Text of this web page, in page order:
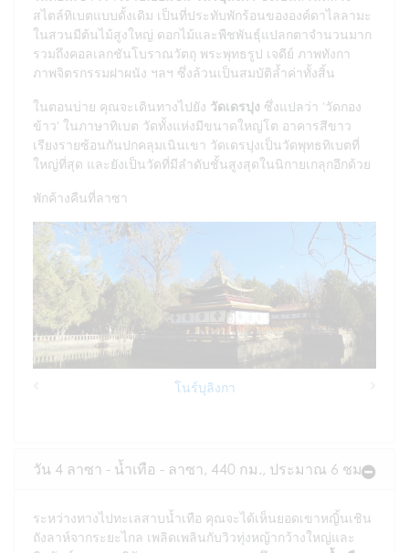
สไตล์ทิเบตแบบดั้งเดิม เป็นที่ประทับพักร้อนขององค์ดาไลลามะ
ในสวนมีต้นไม้สูงใหญ่ ดอกไม้และพืชพันธุ์แปลกตาจำนวนมาก
รวมถึงคอลเลกชันโบราณวัตถุ พระพุทธรูป เจดีย์ ภาพทังกา
ภาพจิตรกรรมฝาผนัง ฯลฯ ซึ่งล้วนเป็นสมบัติล้ำค่าทั้งสิ้น
ในตอนบ่าย คุณจะเดินทางไปยัง วัดเดรปุง ซึ่งแปลว่า 'วัดกอง
ข้าว' ในภาษาทิเบต วัดทั้งแห่งมีขนาดใหญ่โต อาคารสีขาว
เรียงรายซ้อนกันปกคลุมเนินเขา วัดเดรปุงเป็นวัดพุทธทิเบตที่
ใหญ่ที่สุด และยังเป็นวัดที่มีลำดับชั้นสูงสุดในนิกายเกลุกอีกด้วย
พักค้างคืนที่ลาซา
โนร์บุลิงกา
วัน 4 ลาซา - น้ำเทือ - ลาซา, 440 กม., ประมาณ 6 ชม.
ระหว่างทางไปทะเลสาบน้ำเทือ คุณจะได้เห็นยอดเขาหญิ้นเชิน
ถังลาห์จากระยะไกล เพลิดเพลินกับวิวทุ่งหญ้ากว้างใหญ่และ